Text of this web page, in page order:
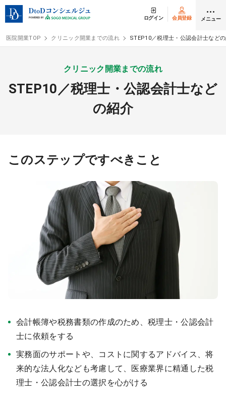
ログイン 会員登録 メニュー
クリニック開業
開業までの流れ
開業スタイル TOP
医療モール開業
継承開業（医院継承）
新規開業（戸建て・テナント）
コンサルタント
開業支援事例
施工事例
開業セミナー
個別相談会
医院開業TOP クリニック開業までの流れ STEP10／税理士・公認会計士など
クリニック開業までの流れ
STEP10／税理士・公認会計士など
の紹介
このステップですべきこと
会計帳簿や税務書類の作成のため、税理士・公認会計
士に依頼をする
実務面のサポートや、コストに関するアドバイス、将
来的な法人化なども考慮して、医療業界に精通した税
理士・公認会計士の選択を心がける